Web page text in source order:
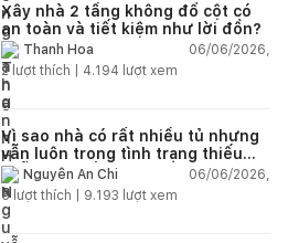
Xây nhà 2 tầng không đổ cột có
an toàn và tiết kiệm như lời đồn?
Thanh Hoa
06/06/2026,
2lượt thích | 4.194 lượt xem
Vì sao nhà có rất nhiều tủ nhưng
vẫn luôn trong tình trạng thiếu
chỗ chứa đồ?
Nguyễn An Chi
06/06/2026,
5lượt thích | 9.193 lượt xem